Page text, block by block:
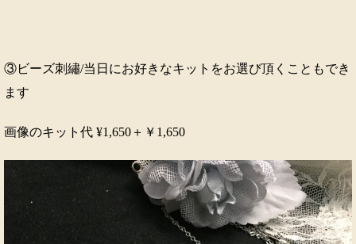
③ビーズ刺繡/当日にお好きなキットをお選び頂くこともでき
ます
画像のキット代 ¥1,650＋￥1,650